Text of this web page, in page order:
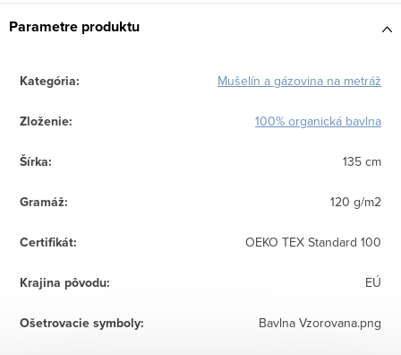
Parametre produktu
Kategória: Mušelín a gázovina na metráž
Zloženie: 100% organická bavlna
Šírka: 135 cm
Gramáž: 120 g/m2
Certifikát: OEKO TEX Standard 100
Krajina pôvodu: EÚ
Ošetrovacie symboly: Bavlna Vzorovana.png